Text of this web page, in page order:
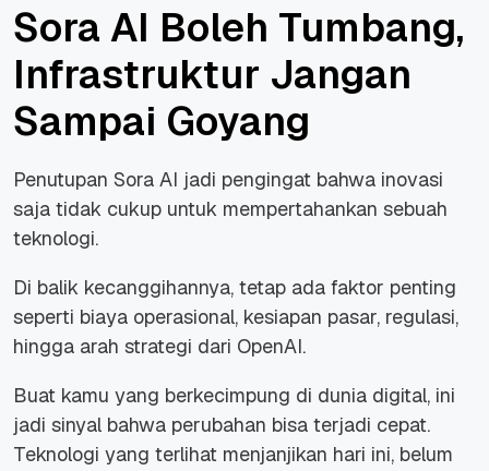
Sora AI Boleh Tumbang,
Infrastruktur Jangan
Sampai Goyang
Penutupan Sora AI jadi pengingat bahwa inovasi
saja tidak cukup untuk mempertahankan sebuah
teknologi.
Di balik kecanggihannya, tetap ada faktor penting
seperti biaya operasional, kesiapan pasar, regulasi,
hingga arah strategi dari OpenAI.
Buat kamu yang berkecimpung di dunia digital, ini
jadi sinyal bahwa perubahan bisa terjadi cepat.
Teknologi yang terlihat menjanjikan hari ini, belum